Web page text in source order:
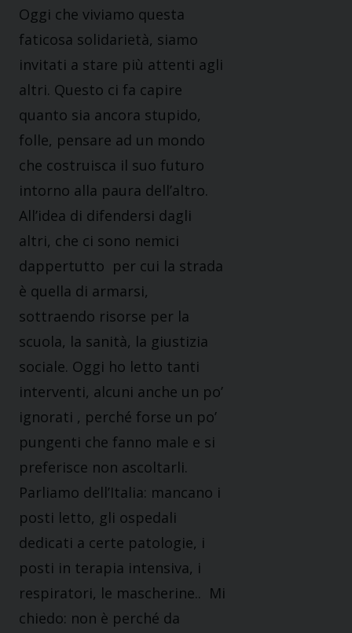
Oggi che viviamo questa
faticosa solidarietà, siamo
invitati a stare più attenti agli
altri. Questo ci fa capire
quanto sia ancora stupido,
folle, pensare ad un mondo
che costruisca il suo futuro
intorno alla paura dell’altro.
All’idea di difendersi dagli
altri, che ci sono nemici
dappertutto per cui la strada
è quella di armarsi,
sottraendo risorse per la
scuola, la sanità, la giustizia
sociale. Oggi ho letto tanti
interventi, alcuni anche un po’
ignorati , perché forse un po’
pungenti che fanno male e si
preferisce non ascoltarli.
Parliamo dell’Italia: mancano i
posti letto, gli ospedali
dedicati a certe patologie, i
posti in terapia intensiva, i
respiratori, le mascherine.. Mi
chiedo: non è perché da